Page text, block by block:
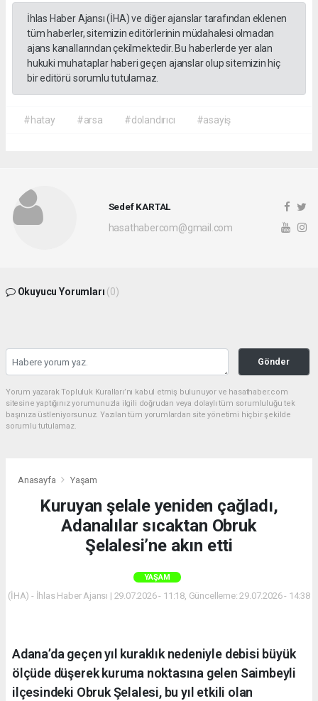
İhlas Haber Ajansı (İHA) ve diğer ajanslar tarafından eklenen
tüm haberler, sitemizin editörlerinin müdahalesi olmadan
ajans kanallarından çekilmektedir. Bu haberlerde yer alan
hukuki muhataplar haberi geçen ajanslar olup sitemizin hiç
bir editörü sorumlu tutulamaz.
#hatay #arsa #dolandırıcı #asayiş
Sedef KARTAL
hasathabercom@gmail.com
Okuyucu Yorumları (0)
Gönder
Yorum yazarak Topluluk Kuralları’nı kabul etmiş bulunuyor ve hasathaber.com
sitesine yaptığınız yorumunuzla ilgili doğrudan veya dolaylı tüm sorumluluğu tek
başınıza üstleniyorsunuz. Yazılan tüm yorumlardan site yönetimi hiçbir şekilde
sorumlu tutulamaz.
Anasayfa Yaşam
Kuruyan şelale yeniden çağladı,
Adanalılar sıcaktan Obruk
Şelalesi’ne akın etti
YAŞAM
(İHA) - İhlas Haber Ajansı | 29.07.2026 - 11:18, Güncelleme: 29.07.2026 - 14:38
Adana’da geçen yıl kuraklık nedeniyle debisi büyük
ölçüde düşerek kuruma noktasına gelen Saimbeyli
ilçesindeki Obruk Şelalesi, bu yıl etkili olan